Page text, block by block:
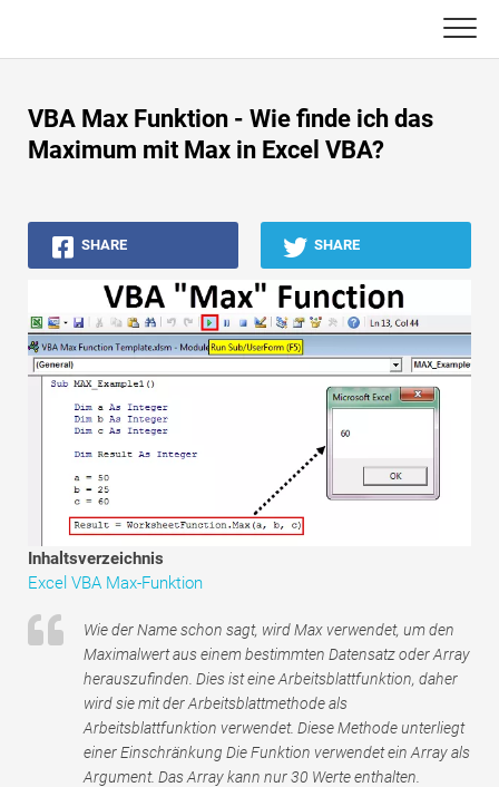
content
Buchhaltungs-Tutorials
Excel, VBA & Power BI
Investment Banking Tutorials
Top Bücher
Finanzkarriere-Leitfäden
Ressourcen für die Finanzzertifizierung
Tutorials zur Finanzmodellierung
Vollständige Form
Risikomanagement-Tutorials
VBA Max Funktion - Wie finde ich das
Maximum mit Max in Excel VBA?
SHARE SHARE
Inhaltsverzeichnis
Excel VBA Max-Funktion
Wie der Name schon sagt, wird Max verwendet, um den
Maximalwert aus einem bestimmten Datensatz oder Array
herauszufinden. Dies ist eine Arbeitsblattfunktion, daher
wird sie mit der Arbeitsblattmethode als
Arbeitsblattfunktion verwendet. Diese Methode unterliegt
einer Einschränkung Die Funktion verwendet ein Array als
Argument. Das Array kann nur 30 Werte enthalten.